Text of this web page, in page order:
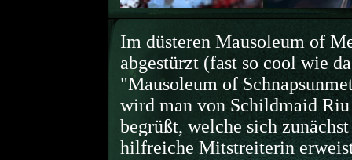
Im düsteren Mausoleum of
abgestürzt (fast so cool wie
"Mausoleum of
wird man von Schildmaid Riu
begrüßt, welche sich
hilfreiche Mitstreiterin